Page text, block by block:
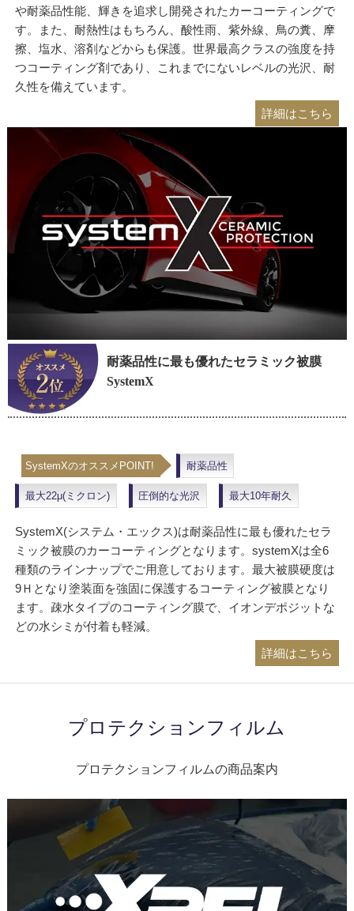
や耐薬品性能、輝きを追求し開発されたカーコーティングで
す。また、耐熱性はもちろん、酸性雨、紫外線、鳥の糞、摩
擦、塩水、溶剤などからも保護。世界最高クラスの強度を持
つコーティング剤であり、これまでにないレベルの光沢、耐
久性を備えています。
詳細はこちら
耐薬品性に最も優れたセラミック被膜
SystemX
SystemXのオススメPOINT! 耐薬品性
最大22μ(ミクロン) 圧倒的な光沢 最大10年耐久
SystemX(システム・エックス)は耐薬品性に最も優れたセラ
ミック被膜のカーコーティングとなります。systemXは全6
種類のラインナップでご用意しております。最大被膜硬度は
9Ｈとなり塗装面を強固に保護するコーティング被膜となり
ます。疎水タイプのコーティング膜で、イオンデポジットな
どの水シミが付着も軽減。
詳細はこちら
プロテクションフィルム
プロテクションフィルムの商品案内